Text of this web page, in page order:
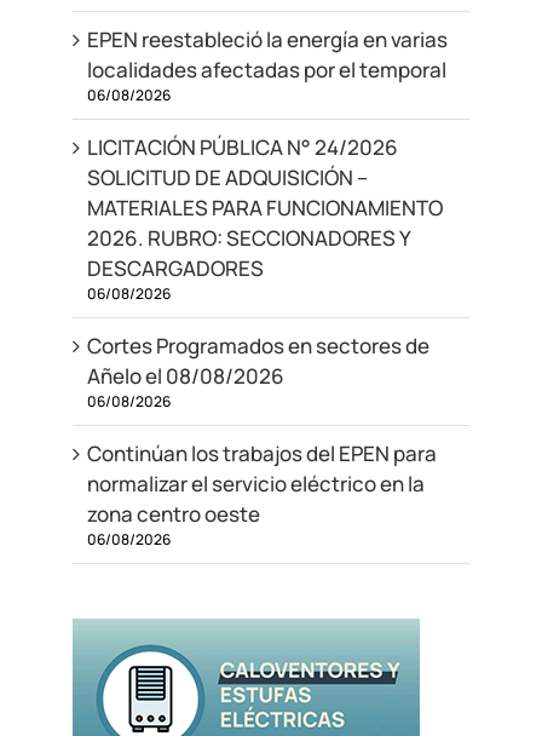
EPEN reestableció la energía en varias
localidades afectadas por el temporal
06/08/2026
LICITACIÓN PÚBLICA N° 24/2026
SOLICITUD DE ADQUISICIÓN –
MATERIALES PARA FUNCIONAMIENTO
2026. RUBRO: SECCIONADORES Y
DESCARGADORES
06/08/2026
Cortes Programados en sectores de
Añelo el 08/08/2026
06/08/2026
Continúan los trabajos del EPEN para
normalizar el servicio eléctrico en la
zona centro oeste
06/08/2026